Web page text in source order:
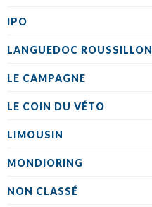
IPO
LANGUEDOC ROUSSILLON
LE CAMPAGNE
LE COIN DU VÉTO
LIMOUSIN
MONDIORING
NON CLASSÉ